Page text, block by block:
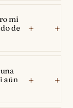
mi
de
aún